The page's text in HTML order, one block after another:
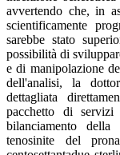
avvertendo che, in
scientificamente
sarebbe stato
possibilità di
e di manipolazione
dell'analisi, la
dettagliata
pacchetto di
bilanciamento
tenosinite del